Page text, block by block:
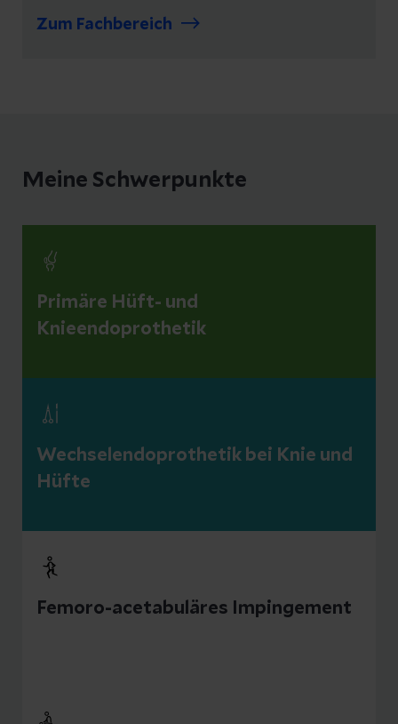
Zum Fachbereich
Meine Schwerpunkte
Primäre Hüft- und
Knieendoprothetik
Wechselendoprothetik bei Knie und
Hüfte
Femoro-acetabuläres Impingement